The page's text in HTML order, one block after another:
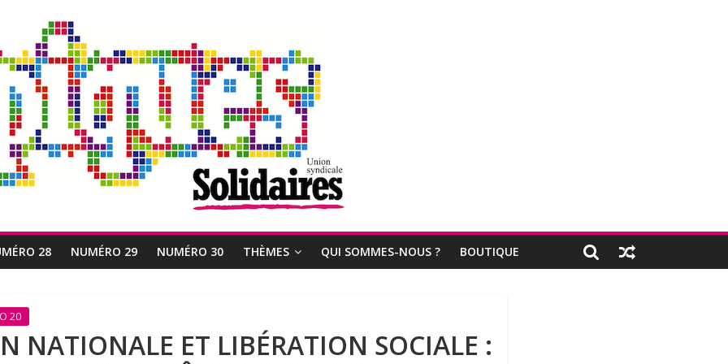
28 NUMÉRO 29 NUMÉRO 30 THÈMES QUI SOMMES-NOUS ? BOUTIQUE
20
NATIONALE ET LIBÉRATION SOCIALE :